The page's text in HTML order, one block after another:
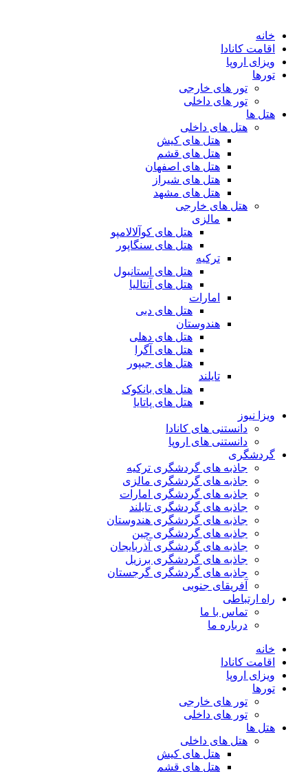
محتوا
خانه
اقامت کانادا
ویزای اروپا
تورها
تور های خارجی
تور های داخلی
هتل ها
هتل های داخلی
هتل های کیش
هتل های قشم
هتل های اصفهان
هتل های شیراز
هتل های مشهد
هتل های خارجی
مالزی
هتل های کوآلالامپو
هتل های سنگاپور
ترکیه
هتل های استانبول
هتل های آنتالیا
امارات
هتل های دبی
هندوستان
هتل های دهلی
هتل های آگرا
هتل های جیپور
تایلند
هتل های بانکوک
هتل های پاتایا
ویزا نیوز
دانستنی های کانادا
دانستنی های اروپا
گردشگری
جاذبه های گردشگری ترکیه
جاذبه های گردشگری مالزی
جاذبه های گردشگری امارات
جاذبه های گردشگری تایلند
جاذبه های گردشگری هندوستان
جاذبه های گردشگری چین
جاذبه های گردشگری آذربایجان
جاذبه های گردشگری برزیل
جاذبه های گردشگری گرجستان
آفریقای جنوبی
راه ارتباطی
تماس با ما
درباره ما
خانه
اقامت کانادا
ویزای اروپا
تورها
تور های خارجی
تور های داخلی
هتل ها
هتل های داخلی
هتل های کیش
هتل های قشم